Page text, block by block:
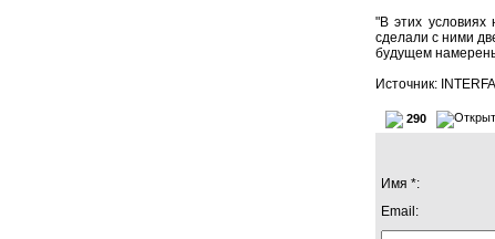
"В этих
сделали с ними
будущем
Источник:
290
Имя *:
Email: